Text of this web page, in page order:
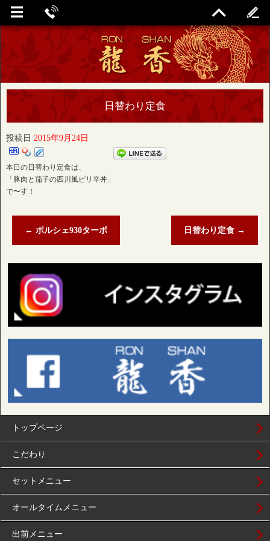
日替わり定食
投稿日 2015年9月24日
本日の日替わり定食は、
「豚肉と茄子の四川風ピリ辛丼」
で〜す！
← ポルシェ930ターボ 日替わり定食 →
トップページ
こだわり
セットメニュー
オールタイムメニュー
出前メニュー